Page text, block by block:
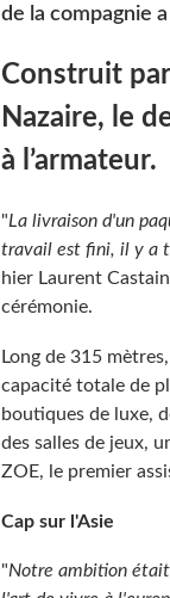
de la compagnie
Construit
Nazaire, le
à l’armateur.
"La livraison d'un
travail est fini, il y a
hier Laurent
cérémonie.
Long de 315
capacité totale de
boutiques de luxe,
des salles de jeux,
ZOE, le premier
Cap sur l'Asie
"Notre ambition était